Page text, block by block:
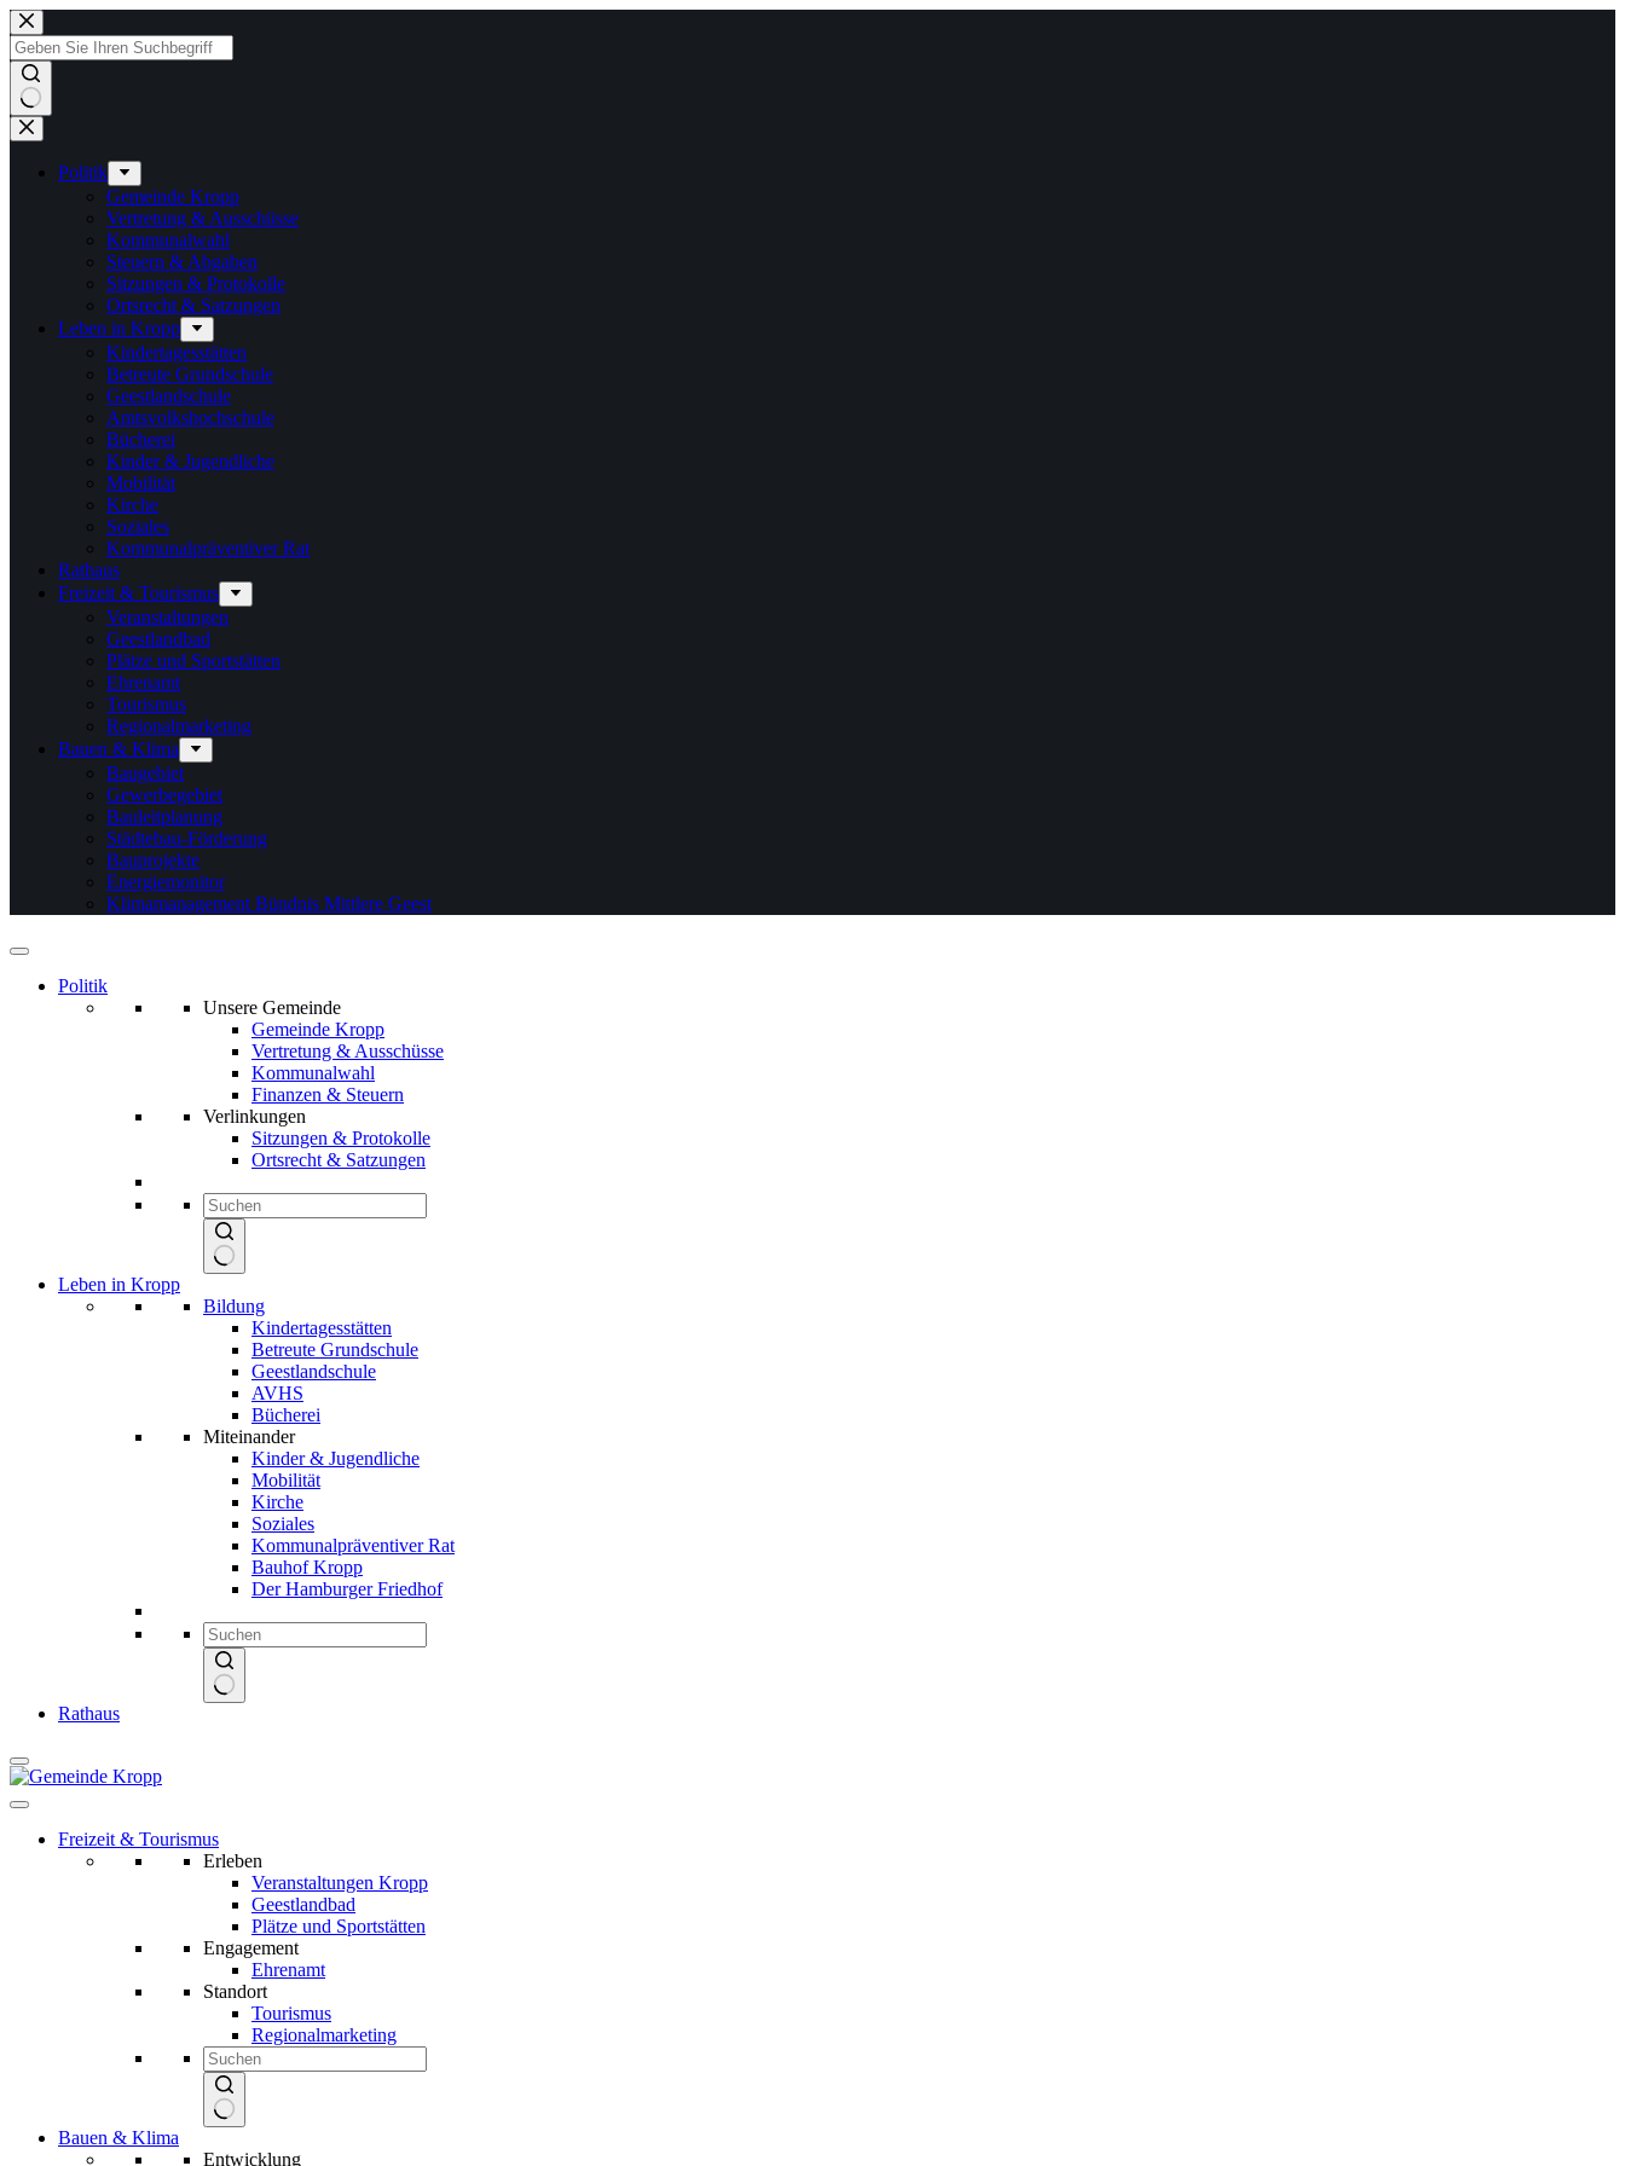
Zum
Inhalt
springen
Keine
Ergebnisse
Politik
Gemeinde Kropp
Vertretung & Ausschüsse
Kommunalwahl
Steuern & Abgaben
Sitzungen & Protokolle
Ortsrecht & Satzungen
Leben in Kropp
Kindertagesstätten
Betreute Grundschule
Geestlandschule
Amtsvolkshochschule
Bücherei
Kinder & Jugendliche
Mobilität
Kirche
Soziales
Kommunalpräventiver Rat
Rathaus
Freizeit & Tourismus
Veranstaltungen
Geestlandbad
Plätze und Sportstätten
Ehrenamt
Tourismus
Regionalmarketing
Bauen & Klima
Baugebiet
Gewerbegebiet
Bauleitplanung
Städtebau-Förderung
Bauprojekte
Energiemonitor
Klimamanagement Bündnis Mittlere Geest
Politik
Unsere Gemeinde
Gemeinde Kropp
Vertretung & Ausschüsse
Kommunalwahl
Finanzen & Steuern
Verlinkungen
Sitzungen & Protokolle
Ortsrecht & Satzungen
Ergebnisse
Leben in Kropp
Bildung
Kindertagesstätten
Betreute Grundschule
Geestlandschule
AVHS
Bücherei
Miteinander
Kinder & Jugendliche
Mobilität
Kirche
Soziales
Kommunalpräventiver Rat
Bauhof Kropp
Der Hamburger Friedhof
Rathaus
Freizeit & Tourismus
Erleben
Veranstaltungen Kropp
Geestlandbad
Plätze und Sportstätten
Engagement
Ehrenamt
Standort
Tourismus
Regionalmarketing
Ergebnisse
Bauen & Klima
Entwicklung